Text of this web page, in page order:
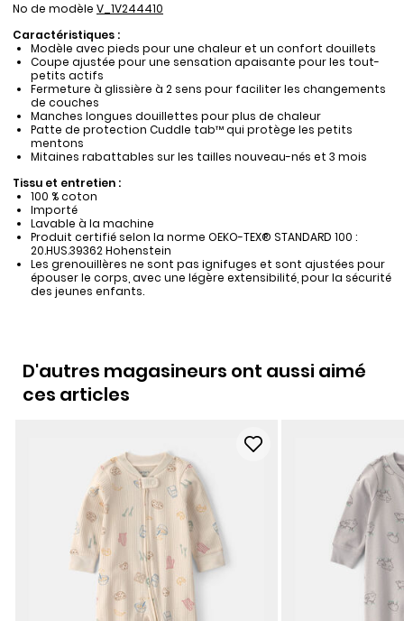
No de modèle V_1V244410
Caractéristiques :
Modèle avec pieds pour une chaleur et un confort douillets
Coupe ajustée pour une sensation apaisante pour les tout-
petits actifs
Fermeture à glissière à 2 sens pour faciliter les changements
de couches
Manches longues douillettes pour plus de chaleur
Patte de protection Cuddle tab™ qui protège les petits
mentons
Mitaines rabattables sur les tailles nouveau-nés et 3 mois
Tissu et entretien :
100 % coton
Importé
Lavable à la machine
Produit certifié selon la norme OEKO-TEX® STANDARD 100 :
20.HUS.39362 Hohenstein
Les grenouillères ne sont pas ignifuges et sont ajustées pour
épouser le corps, avec une légère extensibilité, pour la sécurité
des jeunes enfants.
D'autres magasineurs ont aussi aimé
ces articles